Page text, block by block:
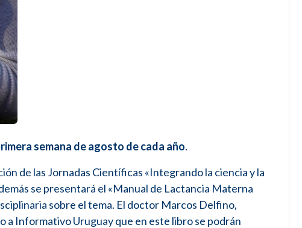
semana de agosto de cada año.
de las Jornadas Científicas «Integrando la ciencia y la
se presentará el «Manual de Lactancia Materna
sobre el tema. El doctor Marcos Delfino,
a Informativo Uruguay que en este libro se podrán